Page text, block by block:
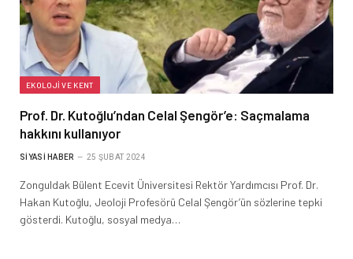
EKOLOJI VE KENT
Prof. Dr. Kutoğlu’ndan Celal Şengör’e: Saçmalama
hakkını kullanıyor
SIYASI HABER 25 ŞUBAT 2024
Zonguldak Bülent Ecevit Üniversitesi Rektör Yardımcısı Prof. Dr.
Hakan Kutoğlu, Jeoloji Profesörü Celal Şengör’ün sözlerine tepki
gösterdi. Kutoğlu, sosyal medya…